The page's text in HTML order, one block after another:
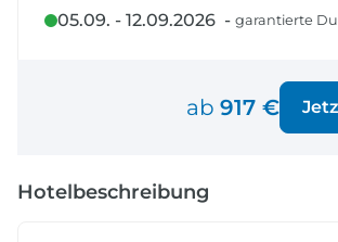
05.09. - 12.09.2026 - garantierte
ab 917 €
Hotelbeschreibung